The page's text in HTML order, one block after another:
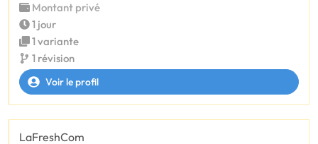
Montant privé
1 jour
1 variante
1 révision
Voir le profil
LaFreshCom